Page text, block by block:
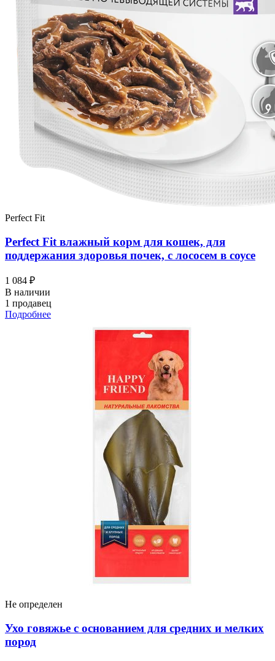
Perfect Fit
Perfect Fit влажный корм для кошек, для
поддержания здоровья почек, с лососем в соусе
1 084 ₽
В наличии
1 продавец
Подробнее
Не определен
Ухо говяжье с основанием для средних и мелких
пород